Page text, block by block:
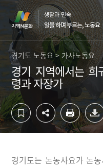
영
기
역
생활과 민속
일을 하며 부르는, 노동요
경기도 노동요 > 가사노동요
경기 지역에서는
령과 자장가
경기도는 논농사요가 논